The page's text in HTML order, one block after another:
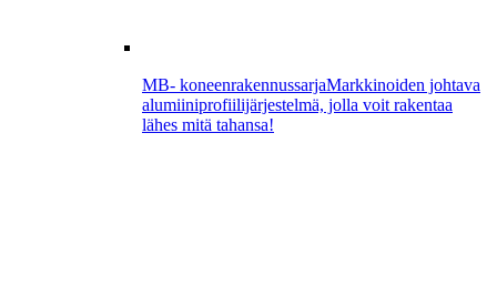
MB- koneenrakennussarjaMarkkinoiden johtava
alumiiniprofiilijärjestelmä, jolla voit rakentaa
lähes mitä tahansa!